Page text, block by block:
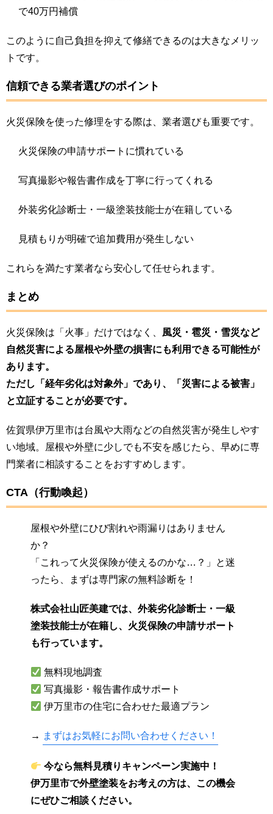
で40万円補償
このように自己負担を抑えて修繕できるのは大きなメリッ
トです。
信頼できる業者選びのポイント
火災保険を使った修理をする際は、業者選びも重要です。
火災保険の申請サポートに慣れている
写真撮影や報告書作成を丁寧に行ってくれる
外装劣化診断士・一級塗装技能士が在籍している
見積もりが明確で追加費用が発生しない
これらを満たす業者なら安心して任せられます。
まとめ
火災保険は「火事」だけではなく、 風災・雹災・雪災など
自然災害による屋根や外壁の損害にも利用できる可能性が
あります。
ただし「経年劣化は対象外」であり、「災害による被害」
と立証することが必要です。
佐賀県伊万里市は台風や大雨などの自然災害が発生しやす
い地域。屋根や外壁に少しでも不安を感じたら、早めに専
門業者に相談することをおすすめします。
CTA（行動喚起）
屋根や外壁にひび割れや雨漏りはありません
か？
「これって火災保険が使えるのかな…？」と迷
ったら、まずは専門家の無料診断を！
株式会社山匠美建では、外装劣化診断士・一級
塗装技能士が在籍し、火災保険の申請サポート
も行っています。
無料現地調査
写真撮影・報告書作成サポート
伊万里市の住宅に合わせた最適プラン
→ まずはお気軽にお問い合わせください！
今なら無料見積りキャンペーン実施中！
伊万里市で外壁塗装をお考えの方は、この機会
にぜひご相談ください。